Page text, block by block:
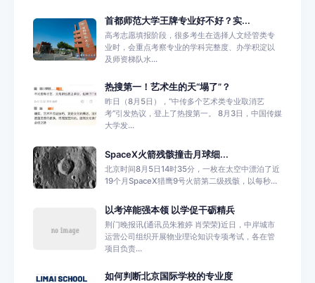
首都师范大学王牌专业好不好？实...
高考志愿填报阶段，很多考生在选择人文经管类专
业时，会重点考察专业的学科完整度、办学积淀以
及师资梯队水...
热搜第一！艺术生的天“塌了”？
昨日（8月5日），“中传多个艺术类专业取消艺
考”引发热议，登上了热搜第一。 8月3日，中国传媒
大学发...
SpaceX火箭残骸撞击月球细...
北京时间8月5日14时35分，一枚在太空中漂泊了近
19个月SpaceX猎鹰9号火箭第二级残骸，以每秒...
以考淬能强本领 以学促干砺精兵
荆门晚报讯(通讯员朱雅婷 肖荣荣)近日，中岸城市
运营公司组织开展物业理论知识专项考试，各在管
项目负责...
如何判断北京国际学校的专业度